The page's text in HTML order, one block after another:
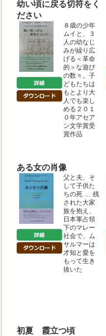
幼い頃に戻る切符をく
ださい
８歳の少年
ムイと、３
人の幼なじ
みが繰り広
げる＜革命
的＞な遊び
の数々。子
どもたちは
もとより大
人でも楽し
める２０１
０年アセア
ン文学賞受
賞作品
ある女の肖像
父と夫、そ
して子供た
ちの死 … 残
された大家
族を抱え、
日本軍占領
下のマレー
社会で、ム
サルマーは
才知と愛を
もって生き
抜いた
初夏 霞立つ頃